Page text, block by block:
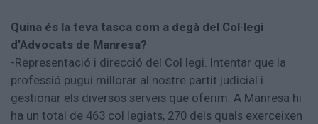
Quina és la teva tasca com a degà del Col·legi
d’Advocats de Manresa?
-Representació i direcció del Col·legi. Intentar que la
professió pugui millorar al nostre partit judicial i
gestionar els diversos serveis que oferim. A Manresa hi
ha un total de 463 col·legiats, 270 dels quals exerceixen